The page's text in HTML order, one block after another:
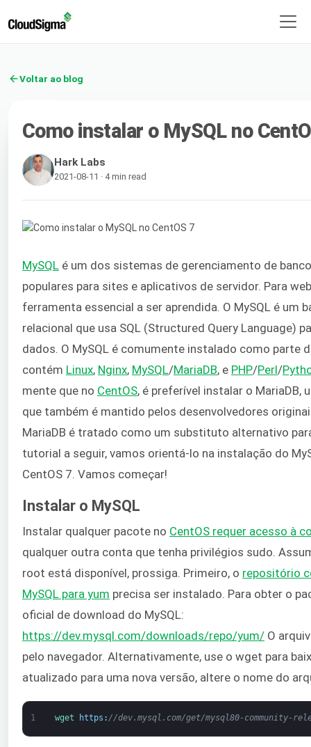
Voltar ao blog
Como instalar o MySQL no
Hark Labs
2021-08-11 · 4 min read
MySQL é um dos sistemas de gerenciamento de
populares para sites e aplicativos de servidor. Para
ferramenta essencial a ser aprendida. O MySQL é um
relacional que usa SQL (Structured Query Language)
dados. O MySQL é comumente instalado como parte
contém Linux, Nginx, MySQL/MariaDB, e PHP/Perl/
mente que no CentOS, é preferível instalar o MariaDB,
que também é mantido pelos desenvolvedores
MariaDB é tratado como um substituto alternativo
tutorial a seguir, vamos orientá-lo na instalação do
CentOS 7. Vamos começar!
Instalar o MySQL
Instalar qualquer pacote no CentOS requer acesso à
qualquer outra conta que tenha privilégios sudo.
root está disponível, prossiga. Primeiro, o repositório
MySQL para yum precisa ser instalado. Para obter o
oficial de download do MySQL:
https://dev.mysql.com/downloads/repo/yum/ O
pelo navegador. Alternativamente, use o wget para
atualizado para uma nova versão, altere o nome do
1 wget https : //dev.mysql.com/get/mysql80-community-